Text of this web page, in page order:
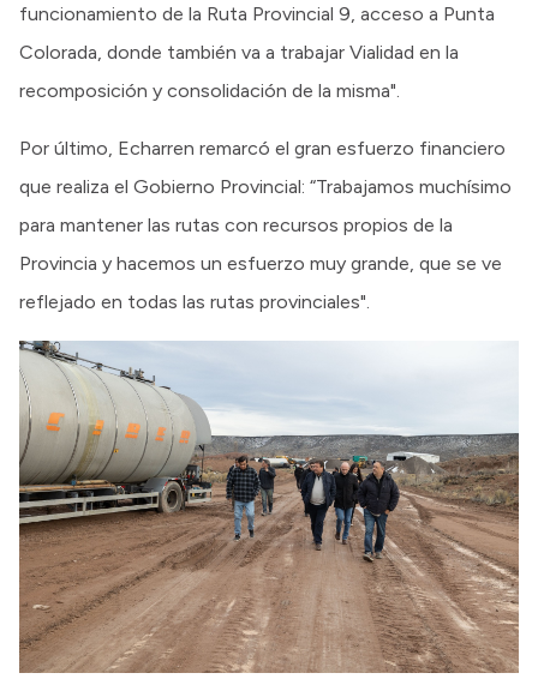
funcionamiento de la Ruta Provincial 9, acceso a Punta
Colorada, donde también va a trabajar Vialidad en la
recomposición y consolidación de la misma".
Por último, Echarren remarcó el gran esfuerzo financiero
que realiza el Gobierno Provincial: “Trabajamos muchísimo
para mantener las rutas con recursos propios de la
Provincia y hacemos un esfuerzo muy grande, que se ve
reflejado en todas las rutas provinciales".